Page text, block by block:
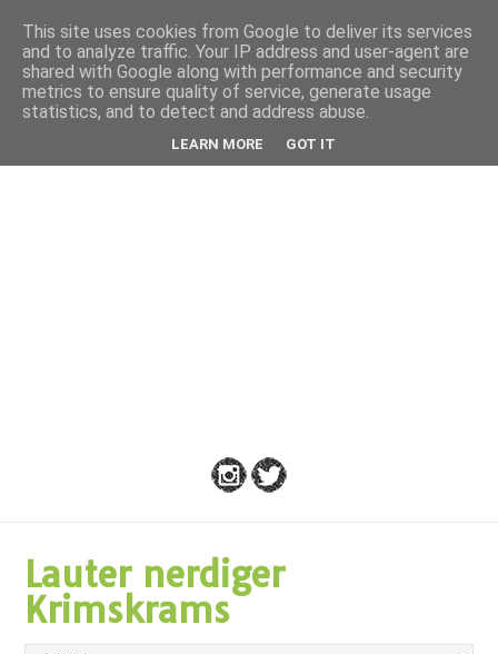
Back
Down
Lauter nerdiger
Krimskrams
This site uses cookies from Google to deliver its services
and to analyze traffic. Your IP address and user-agent are
shared with Google along with performance and security
metrics to ensure quality of service, generate usage
statistics, and to detect and address abuse.
LEARN MORE GOT IT